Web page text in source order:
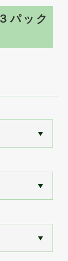
パック